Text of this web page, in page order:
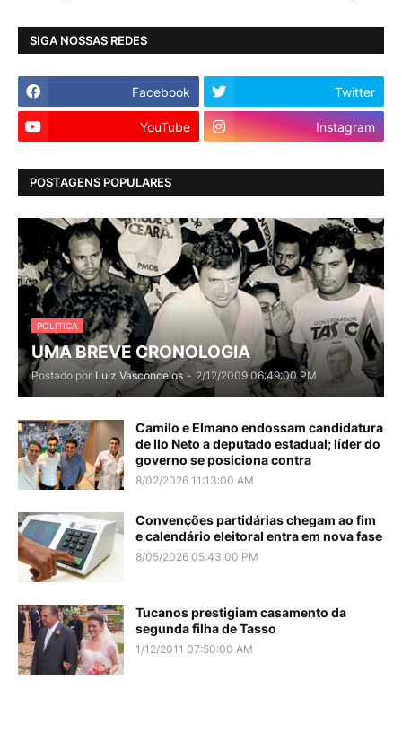
SIGA NOSSAS REDES
Facebook Twitter
YouTube Instagram
POSTAGENS POPULARES
POLITICA
UMA BREVE CRONOLOGIA
Postado por Luiz Vasconcelos - 2/12/2009 06:49:00 PM
Camilo e Elmano endossam candidatura
de Ilo Neto a deputado estadual; líder do
governo se posiciona contra
8/02/2026 11:13:00 AM
Convenções partidárias chegam ao fim
e calendário eleitoral entra em nova fase
8/05/2026 05:43:00 PM
Tucanos prestigiam casamento da
segunda filha de Tasso
1/12/2011 07:50:00 AM